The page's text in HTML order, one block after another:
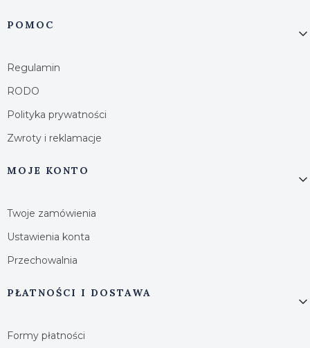
Linki w stopce
POMOC
Regulamin
RODO
Polityka prywatności
Zwroty i reklamacje
MOJE KONTO
Twoje zamówienia
Ustawienia konta
Przechowalnia
PŁATNOŚCI I DOSTAWA
Formy płatności